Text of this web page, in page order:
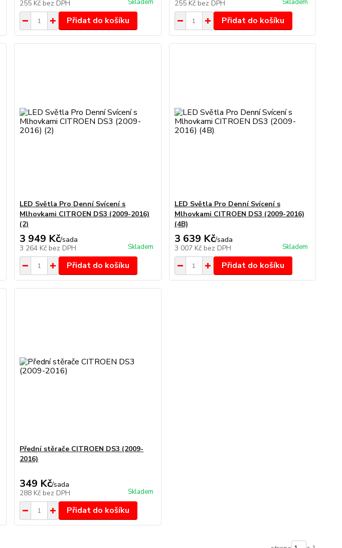
255 Kč bez DPH Skladem
Přidat do košíku
255 Kč bez DPH Skladem
Přidat do košíku
LED Světla Pro Denní Svícení s
Mlhovkami CITROEN DS3 (2009-2016)
(2)
3 949 Kč/sada
3 264 Kč bez DPH Skladem
Přidat do košíku
LED Světla Pro Denní Svícení s
Mlhovkami CITROEN DS3 (2009-2016)
(4B)
3 639 Kč/sada
3 007 Kč bez DPH Skladem
Přidat do košíku
Přední stěrače CITROEN DS3 (2009-
2016)
349 Kč/sada
288 Kč bez DPH Skladem
Přidat do košíku